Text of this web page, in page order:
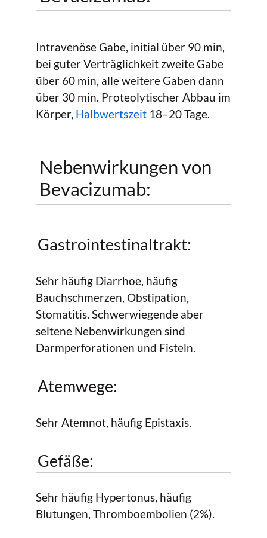
Intravenöse Gabe, initial über 90 min,
bei guter Verträglichkeit zweite Gabe
über 60 min, alle weitere Gaben dann
über 30 min. Proteolytischer Abbau im
Körper, Halbwertszeit 18–20 Tage.
Nebenwirkungen von
Bevacizumab:
Gastrointestinaltrakt:
Sehr häufig Diarrhoe, häufig
Bauchschmerzen, Obstipation,
Stomatitis. Schwerwiegende aber
seltene Nebenwirkungen sind
Darmperforationen und Fisteln.
Atemwege:
Sehr Atemnot, häufig Epistaxis.
Gefäße:
Sehr häufig Hypertonus, häufig
Blutungen, Thromboembolien (2%).